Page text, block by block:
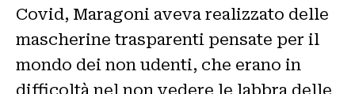
Covid, Maragoni aveva realizzato delle
mascherine trasparenti pensate per il
mondo dei non udenti, che erano in